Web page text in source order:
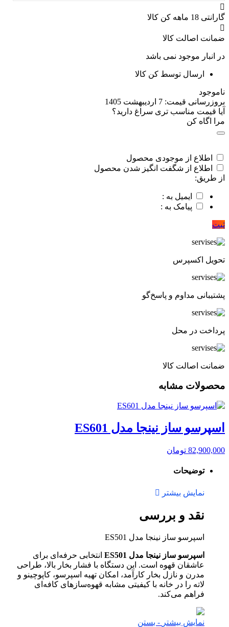
گارانتی 18 ماهه کن کالا
ضمانت اصالت کالا
در انبار موجود نمی باشد
ارسال توسط کن کالا
ناموجود
بروزرسانی قیمت: 7 اردیبهشت 1405
آیا قیمت مناسب تری سراغ دارید؟
مرا اگاه کن
اطلاع از موجودی محصول
اطلاع از شگفت انگیز شدن محصول
از طریق:
ایمیل به :
پیامک به :
ثبت
تحویل اکسپرس
پشتیبانی مداوم و پاسخ‌گو
پرداخت در محل
ضمانت اصالت کالا
محصولات مشابه
اسپرسو ساز نینجا مدل ES601
82,900,000 تومان
توضیحات
نمایش بیشتر
نقد و بررسی
اسپرسو ساز نینجا مدل ES501
اسپرسو ساز نینجا مدل ES501
انتخابی حرفه‌ای برای
عاشقان قهوه است. این دستگاه با فشار بخار بالا، طراحی
مدرن و نازل بخار کارآمد، امکان تهیه اسپرسو، کاپوچینو و
لاته را در خانه با کیفیتی مشابه قهوه‌سازهای کافه‌ای
فراهم می‌کند.
نمایش بیشتر - بستن